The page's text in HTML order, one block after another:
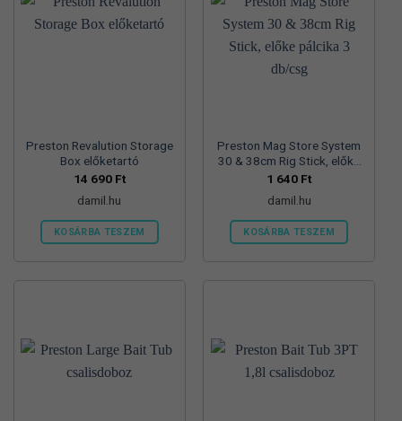
Preston Revalution Storage
Box előketartó
14 690 Ft
damil.hu
KOSÁRBA TESZEM
Preston Mag Store System
30 & 38cm Rig Stick, előke
pálcika 3 db/csg
1 640 Ft
damil.hu
KOSÁRBA TESZEM